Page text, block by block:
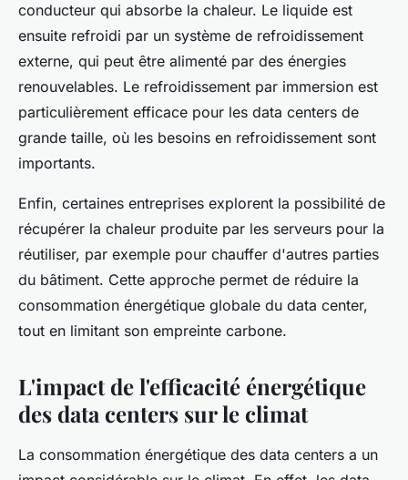
conducteur qui absorbe la chaleur. Le liquide est
ensuite refroidi par un système de refroidissement
externe, qui peut être alimenté par des énergies
renouvelables. Le refroidissement par immersion est
particulièrement efficace pour les data centers de
grande taille, où les besoins en refroidissement sont
importants.
Enfin, certaines entreprises explorent la possibilité de
récupérer la chaleur produite par les serveurs pour la
réutiliser, par exemple pour chauffer d'autres parties
du bâtiment. Cette approche permet de réduire la
consommation énergétique globale du data center,
tout en limitant son empreinte carbone.
L'impact de l'efficacité énergétique
des data centers sur le climat
La consommation énergétique des data centers a un